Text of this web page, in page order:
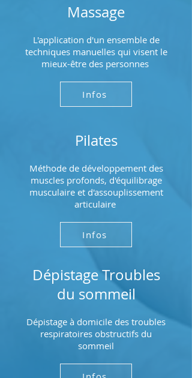
Massage
L'application d'un ensemble de
techniques manuelles qui visent le
mieux-être des personnes
Infos
Pilates
Méthode de développement des
muscles profonds, d'équilibrage
musculaire et d'assouplissement
articulaire
Infos
Dépistage Troubles
du sommeil
Dépistage à domicile des troubles
respiratoires obstructifs du
sommeil